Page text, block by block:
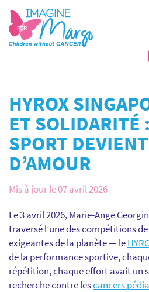
HYROX
ET SOLIDARITÉ
SPORT
D’AMOUR
Mis à jour le 07 avril 2026
Le 3 avril 2026, Marie-Ange
traversé l’une des compétitions
exigeantes de la planète — le
de la performance sportive,
répétition, chaque effort avait un
recherche contre lescancers